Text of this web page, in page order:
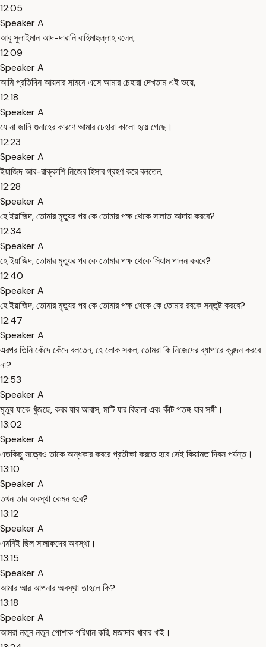
12:05
Speaker A
আবু সুলাইমান আদ-দারানি রাহিমাহুল্লাহ বলেন,
12:09
Speaker A
আমি প্রতিদিন আয়নার সামনে এসে আমার চেহারা দেখতাম এই ভয়ে,
12:18
Speaker A
যে না জানি গুনাহের কারণে আমার চেহারা কালো হয়ে গেছে।
12:23
Speaker A
ইয়াজিদ আর-রাক্কাশি নিজের হিসাব গ্রহণ করে বলতেন,
12:28
Speaker A
হে ইয়াজিদ, তোমার মৃত্যুর পর কে তোমার পক্ষ থেকে সালাত আদায় করবে?
12:34
Speaker A
হে ইয়াজিদ, তোমার মৃত্যুর পর কে তোমার পক্ষ থেকে সিয়াম পালন করবে?
12:40
Speaker A
হে ইয়াজিদ, তোমার মৃত্যুর পর কে তোমার পক্ষ থেকে কে তোমার রবকে সন্তুষ্ট করবে?
12:47
Speaker A
এরপর তিনি কেঁদে কেঁদে বলতেন, হে লোক সকল, তোমরা কি নিজেদের ব্যাপারে ক্রন্দন করবে
না?
12:53
Speaker A
মৃত্যু যাকে খুঁজছে, কবর যার আবাস, মাটি যার বিছানা এবং কীট পতঙ্গ যার সঙ্গী।
13:02
Speaker A
এতকিছু সত্ত্বেও তাকে অন্ধকার কবরে প্রতীক্ষা করতে হবে সেই কিয়ামত দিবস পর্যন্ত।
13:10
Speaker A
তখন তার অবস্থা কেমন হবে?
13:12
Speaker A
এমনিই ছিল সালাফদের অবস্থা।
13:15
Speaker A
আমার আর আপনার অবস্থা তাহলে কি?
13:18
Speaker A
আমরা নতুন নতুন পোশাক পরিধান করি, মজাদার খাবার খাই।